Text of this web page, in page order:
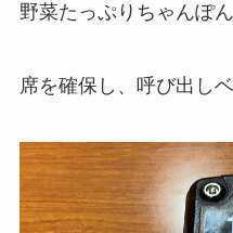
野菜たっぷりちゃんぽ
席を確保し、呼び出し